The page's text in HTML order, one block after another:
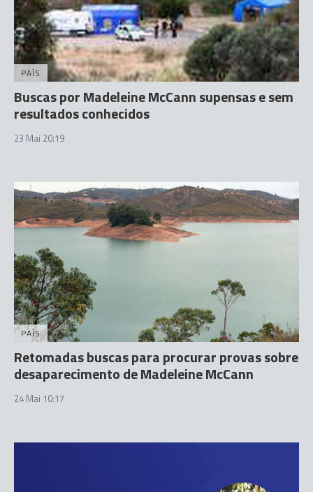
PAÍS
Buscas por Madeleine McCann supensas e sem
resultados conhecidos
23 Mai 20:19
PAÍS
Retomadas buscas para procurar provas sobre
desaparecimento de Madeleine McCann
24 Mai 10:17